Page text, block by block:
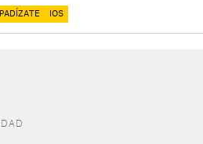
IPADÍZATE IOS